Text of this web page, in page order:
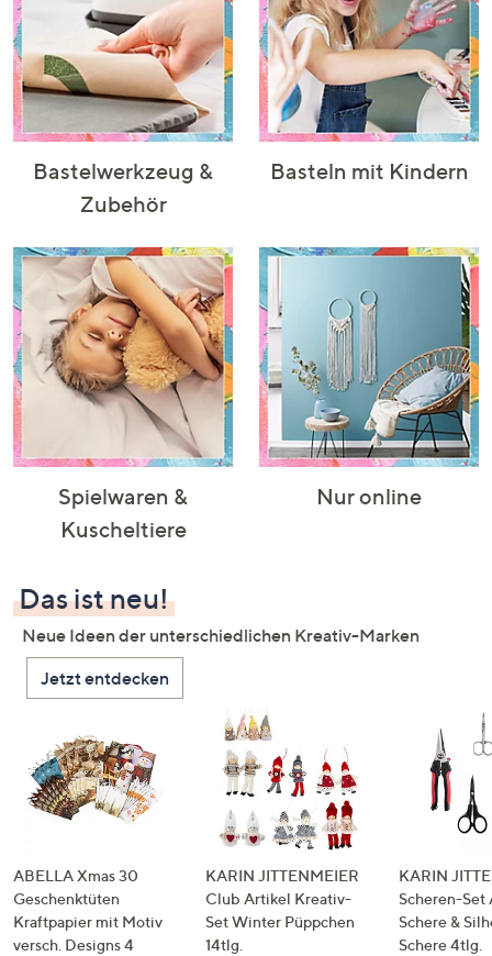
Bastelwerkzeug &
Zubehör
Basteln mit Kindern
Spielwaren &
Kuscheltiere
Nur online
Das ist neu!
Neue Ideen der unterschiedlichen Kreativ-Marken
Jetzt entdecken
ABELLA Xmas 30
Geschenktüten
Kraftpapier mit Motiv
versch. Designs 4
KARIN JITTENMEIER
Club Artikel Kreativ-
Set Winter Püppchen
14tlg.
KARIN
Scheren-Set
Schere &
Schere 4tlg.